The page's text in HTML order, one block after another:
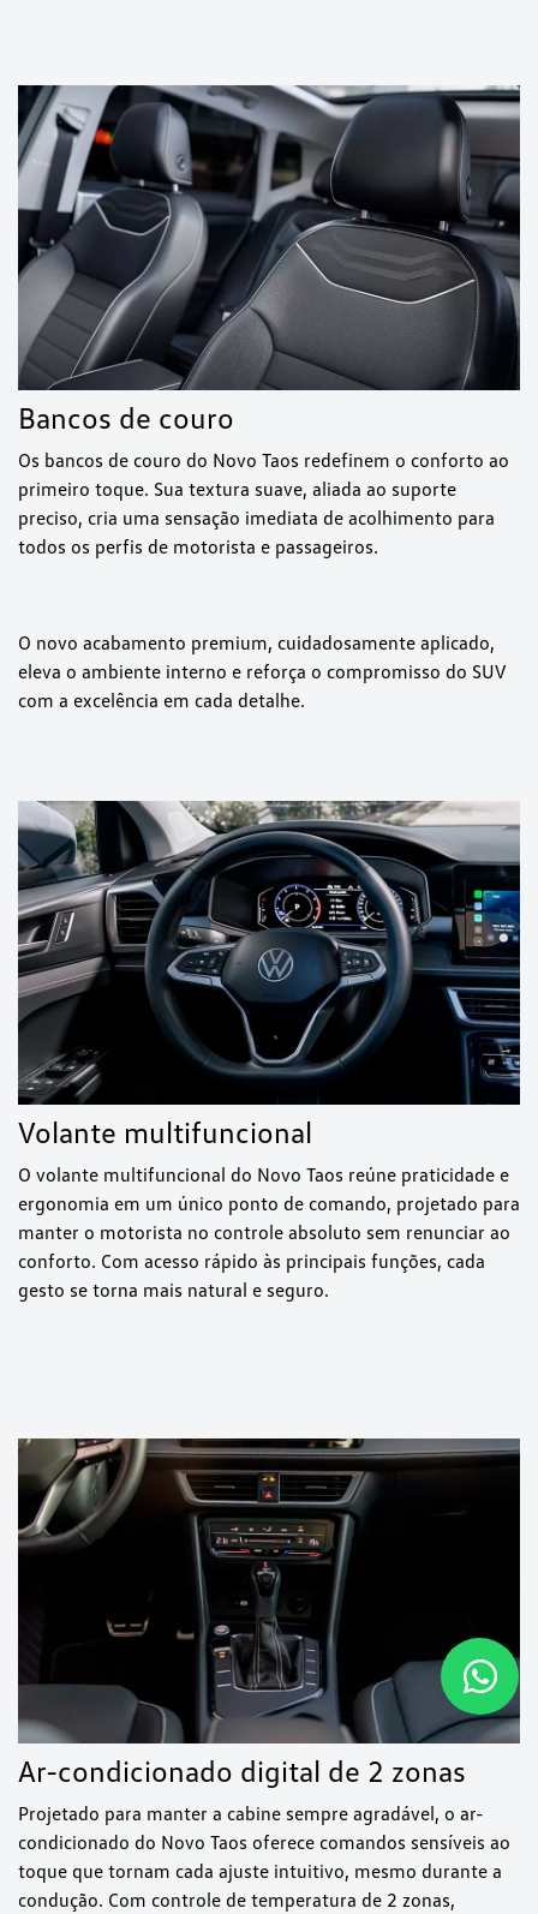
Bancos de couro
Os bancos de couro do Novo Taos redefinem o conforto ao
primeiro toque. Sua textura suave, aliada ao suporte
preciso, cria uma sensação imediata de acolhimento para
todos os perfis de motorista e passageiros.
O novo acabamento premium, cuidadosamente aplicado,
eleva o ambiente interno e reforça o compromisso do SUV
com a excelência em cada detalhe.
Volante multifuncional
O volante multifuncional do Novo Taos reúne praticidade e
ergonomia em um único ponto de comando, projetado para
manter o motorista no controle absoluto sem renunciar ao
conforto. Com acesso rápido às principais funções, cada
gesto se torna mais natural e seguro.
Ar-condicionado digital de 2 zonas
Projetado para manter a cabine sempre agradável, o ar-
condicionado do Novo Taos oferece comandos sensíveis ao
toque que tornam cada ajuste intuitivo, mesmo durante a
condução. Com controle de temperatura de 2 zonas,